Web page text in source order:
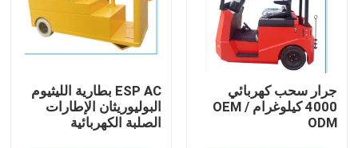
جرار سحب كهربائي
4000 كيلوغرام OEM /
ODM
ESP AC بطارية الليثيوم
البوليوريثان الإطارات
الصلبة الكهربائية